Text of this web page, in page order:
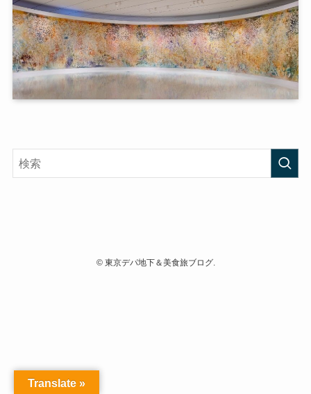
©東京デパ地下＆美食旅ブログ.
Translate »